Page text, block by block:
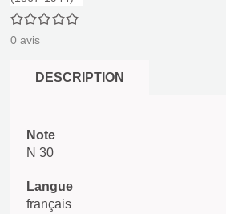
0/5
0 avis
DESCRIPTION
Note
N 30
Langue
français